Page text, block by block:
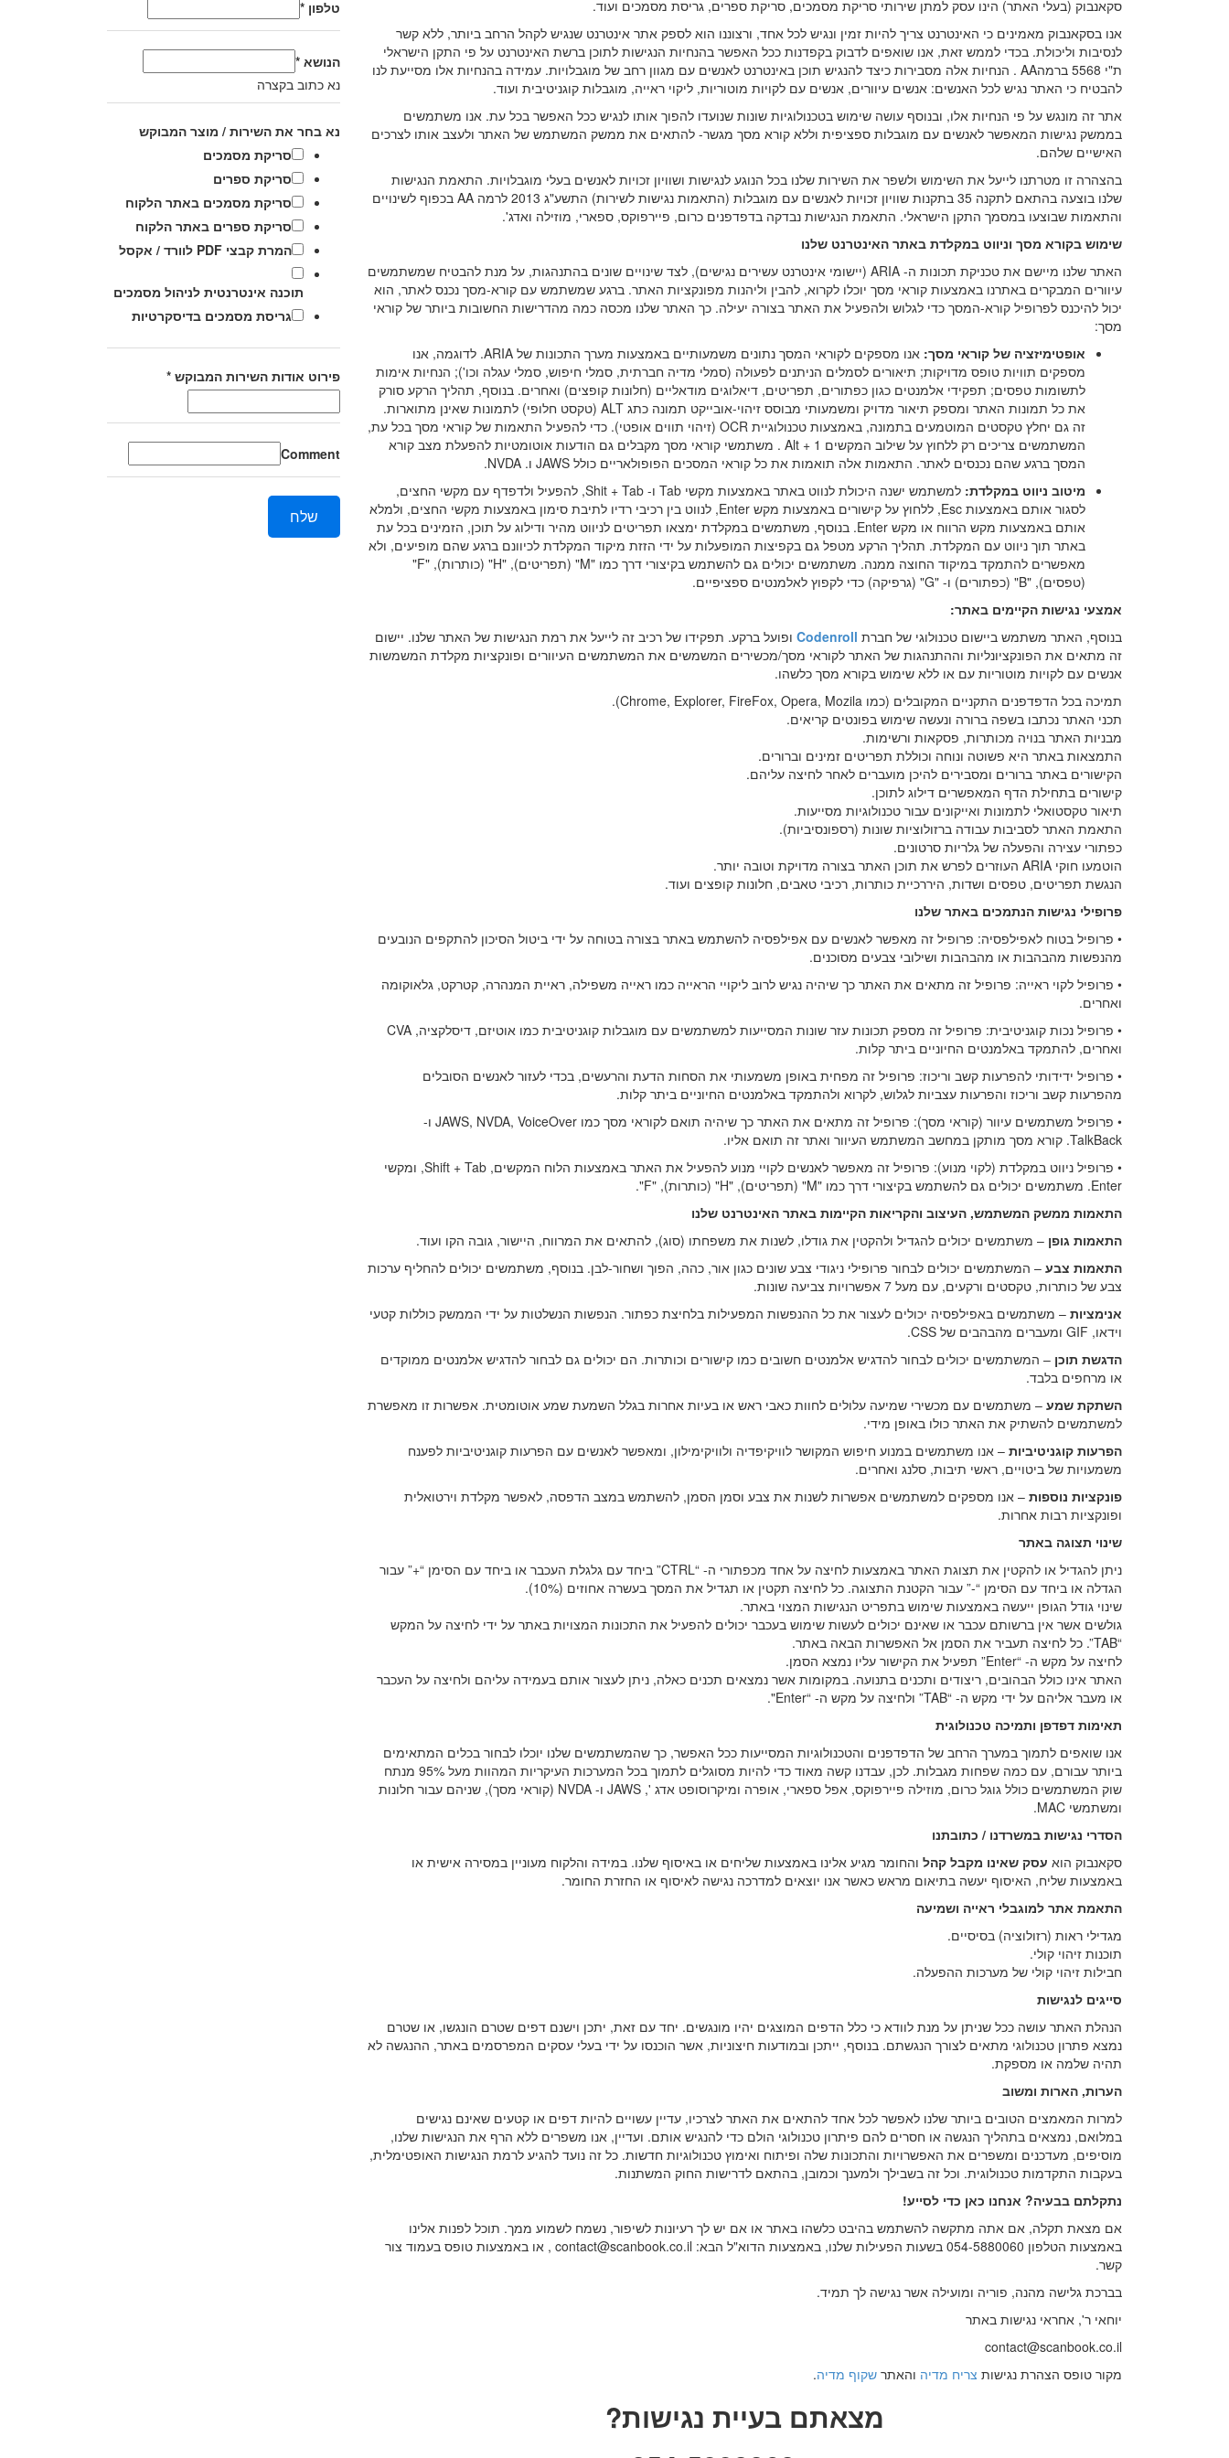
סקאנבוק (בעלי האתר) הינו עסק למתן שירותי סריקת מסמכים, סריקת ספרים, גריסת מסמכים ועוד.
אנו בסקאנבוק מאמינים כי האינטרנט צריך להיות זמין ונגיש לכל אחד, ורצוננו הוא לספק אתר אינטרנט שנגיש לקהל הרחב ביותר, ללא קשר
לנסיבות וליכולת. בכדי לממש זאת, אנו שואפים לדבוק בקפדנות ככל האפשר בהנחיות הנגישות לתוכן ברשת האינטרנט על פי התקן הישראלי
ת"י 5568 ברמהAA . הנחיות אלה מסבירות כיצד להנגיש תוכן באינטרנט לאנשים עם מגוון רחב של מוגבלויות. עמידה בהנחיות אלו מסייעת לנו
להבטיח כי האתר נגיש לכל האנשים: אנשים עיוורים, אנשים עם לקויות מוטוריות, ליקוי ראייה, מוגבלות קוגניטיבית ועוד.
אתר זה מונגש על פי הנחיות אלו, ובנוסף עושה שימוש בטכנולוגיות שונות שנועדו להפוך אותו לנגיש ככל האפשר בכל עת. אנו משתמשים
בממשק נגישות המאפשר לאנשים עם מוגבלות ספציפית וללא קורא מסך מגשר- להתאים את ממשק המשתמש של האתר ולעצב אותו לצרכים
האישיים שלהם.
בהצהרה זו מטרתנו לייעל את השימוש ולשפר את השירות שלנו בכל הנוגע לנגישות ושוויון זכויות לאנשים בעלי מוגבלויות. התאמת הנגישות
שלנו בוצעה בהתאם לתקנה 35 בתקנות שוויון זכויות לאנשים עם מוגבלות (התאמות נגישות לשירות) התשע"ג 2013 לרמה AA בכפוף לשינויים
והתאמות שבוצעו במסמך התקן הישראלי. התאמת הנגישות נבדקה בדפדפנים כרום, פיירפוקס, ספארי, מוזילה ואדג'.
שימוש בקורא מסך וניווט במקלדת באתר האינטרנט שלנו
האתר שלנו מיישם את טכניקת תכונות ה- ARIA (יישומי אינטרנט עשירים נגישים), לצד שינויים שונים בהתנהגות, על מנת להבטיח שמשתמשים
עיוורים המבקרים באתרנו באמצעות קוראי מסך יוכלו לקרוא, להבין וליהנות מפונקציות האתר. ברגע שמשתמש עם קורא-מסך נכנס לאתר, הוא
יכול להיכנס לפרופיל קורא-המסך כדי לגלוש ולהפעיל את האתר בצורה יעילה. כך האתר שלנו מכסה כמה מהדרישות החשובות ביותר של קוראי
מסך:
אופטימיזציה של קוראי מסך:
אנו מספקים לקוראי המסך נתונים משמעותיים באמצעות מערך התכונות של ARIA. לדוגמה, אנו
מספקים תוויות טופס מדויקות; תיאורים לסמלים הניתנים לפעולה (סמלי מדיה חברתית, סמלי חיפוש, סמלי עגלה וכו'); הנחיות אימות
לתשומות טפסים; תפקידי אלמנטים כגון כפתורים, תפריטים, דיאלוגים מודאליים (חלונות קופצים) ואחרים. בנוסף, תהליך הרקע סורק
את כל תמונות האתר ומספק תיאור מדויק ומשמעותי מבוסס זיהוי-אובייקט תמונה כתג ALT (טקסט חלופי) לתמונות שאינן מתוארות.
זה גם יחלץ טקסטים המוטמעים בתמונה, באמצעות טכנולוגיית OCR (זיהוי תווים אופטי). כדי להפעיל התאמות של קוראי מסך בכל עת,
המשתמשים צריכים רק ללחוץ על שילוב המקשים Alt + 1 . משתמשי קוראי מסך מקבלים גם הודעות אוטומטיות להפעלת מצב קורא
המסך ברגע שהם נכנסים לאתר. התאמות אלה תואמות את כל קוראי המסכים הפופולאריים כולל JAWS ו. NVDA.
מיטוב ניווט במקלדת:
למשתמש ישנה היכולת לנווט באתר באמצעות מקשי Tab ו- Shit + Tab, להפעיל ולדפדף עם מקשי החצים,
לסגור אותם באמצעות Esc, ללחוץ על קישורים באמצעות מקש Enter, לנווט בין רכיבי רדיו לתיבת סימון באמצעות מקשי החצים, ולמלא
אותם באמצעות מקש הרווח או מקש Enter. בנוסף, משתמשים במקלדת ימצאו תפריטים לניווט מהיר ודילוג על תוכן, הזמינים בכל עת
באתר תוך ניווט עם המקלדת. תהליך הרקע מטפל גם בקפיצות המופעלות על ידי הזזת מיקוד המקלדת לכיוונם ברגע שהם מופיעים, ולא
מאפשרים להתמקד במיקוד החוצה ממנה. משתמשים יכולים גם להשתמש בקיצורי דרך כמו "M" (תפריטים), "H" (כותרות), "F"
(טפסים), "B" (כפתורים) ו- "G" (גרפיקה) כדי לקפוץ לאלמנטים ספציפיים.
אמצעי נגישות הקיימים באתר:
בנוסף, האתר משתמש ביישום טכנולוגי של חברת Codenroll ופועל ברקע. תפקידו של רכיב זה לייעל את רמת הנגישות של האתר שלנו. יישום
זה מתאים את הפונקציונליות וההתנהגות של האתר לקוראי מסך/מכשירים המשמשים את המשתמשים העיוורים ופונקציות מקלדת המשמשות
אנשים עם לקויות מוטוריות עם או ללא שימוש בקורא מסך כלשהו.
תמיכה בכל הדפדפנים התקניים המקובלים (כמו Chrome, Explorer, FireFox, Opera, Mozila).
תכני האתר נכתבו בשפה ברורה ונעשה שימוש בפונטים קריאים.
מבניות האתר בנויה מכותרות, פסקאות ורשימות.
התמצאות באתר היא פשוטה ונוחה וכוללת תפריטים זמינים וברורים.
הקישורים באתר ברורים ומסבירים להיכן מועברים לאחר לחיצה עליהם.
קישורים בתחילת הדף המאפשרים דילוג לתוכן.
תיאור טקסטואלי לתמונות ואייקונים עבור טכנולוגיות מסייעות.
התאמת האתר לסביבות עבודה ברזולוציות שונות (רספונסיביות).
כפתורי עצירה והפעלה של גלריות סרטונים.
הוטמעו חוקי ARIA העוזרים לפרש את תוכן האתר בצורה מדויקת וטובה יותר.
הנגשת תפריטים, טפסים ושדות, היררכיית כותרות, רכיבי טאבים, חלונות קופצים ועוד.
פרופילי נגישות הנתמכים באתר שלנו
• פרופיל בטוח לאפילפסיה: פרופיל זה מאפשר לאנשים עם אפילפסיה להשתמש באתר בצורה בטוחה על ידי ביטול הסיכון להתקפים הנובעים
מהנפשות מהבהבות או מהבהבות ושילובי צבעים מסוכנים.
• פרופיל לקוי ראייה: פרופיל זה מתאים את האתר כך שיהיה נגיש לרוב ליקויי הראייה כמו ראייה משפילה, ראיית המנהרה, קטרקט, גלאוקומה
ואחרים.
• פרופיל נכות קוגניטיבית: פרופיל זה מספק תכונות עזר שונות המסייעות למשתמשים עם מוגבלות קוגניטיבית כמו אוטיזם, דיסלקציה, CVA
ואחרים, להתמקד באלמנטים החיוניים ביתר קלות.
• פרופיל ידידותי להפרעות קשב וריכוז: פרופיל זה מפחית באופן משמעותי את הסחות הדעת והרעשים, בכדי לעזור לאנשים הסובלים
מהפרעות קשב וריכוז והפרעות עצביות לגלוש, לקרוא ולהתמקד באלמנטים החיוניים ביתר קלות.
• פרופיל משתמשים עיוור (קוראי מסך): פרופיל זה מתאים את האתר כך שיהיה תואם לקוראי מסך כמו JAWS, NVDA, VoiceOver ו-
TalkBack. קורא מסך מותקן במחשב המשתמש העיוור ואתר זה תואם אליו.
• פרופיל ניווט במקלדת (לקוי מנוע): פרופיל זה מאפשר לאנשים לקויי מנוע להפעיל את האתר באמצעות הלוח המקשים, Shift + Tab, ומקשי
Enter. משתמשים יכולים גם להשתמש בקיצורי דרך כמו "M" (תפריטים), "H" (כותרות), "F".
התאמות ממשק המשתמש, העיצוב והקריאות הקיימות באתר האינטרנט שלנו
התאמות גופן – משתמשים יכולים להגדיל ולהקטין את גודלו, לשנות את משפחתו (סוג), להתאים את המרווח, היישור, גובה הקו ועוד.
התאמות צבע – המשתמשים יכולים לבחור פרופילי ניגודי צבע שונים כגון אור, כהה, הפוך ושחור-לבן. בנוסף, משתמשים יכולים להחליף ערכות
צבע של כותרות, טקסטים ורקעים, עם מעל 7 אפשרויות צביעה שונות.
אנימציות – משתמשים באפילפסיה יכולים לעצור את כל ההנפשות המפעילות בלחיצת כפתור. הנפשות הנשלטות על ידי הממשק כוללות קטעי
וידאו, GIF ומעברים מהבהבים של CSS.
הדגשת תוכן – המשתמשים יכולים לבחור להדגיש אלמנטים חשובים כמו קישורים וכותרות. הם יכולים גם לבחור להדגיש אלמנטים ממוקדים
או מרחפים בלבד.
השתקת שמע – משתמשים עם מכשירי שמיעה עלולים לחוות כאבי ראש או בעיות אחרות בגלל השמעת שמע אוטומטית. אפשרות זו מאפשרת
למשתמשים להשתיק את האתר כולו באופן מידי.
הפרעות קוגניטיביות – אנו משתמשים במנוע חיפוש המקושר לוויקיפדיה ולוויקימילון, ומאפשר לאנשים עם הפרעות קוגניטיביות לפענח
משמעויות של ביטויים, ראשי תיבות, סלנג ואחרים.
פונקציות נוספות – אנו מספקים למשתמשים אפשרות לשנות את צבע וסמן הסמן, להשתמש במצב הדפסה, לאפשר מקלדת וירטואלית
ופונקציות רבות אחרות.
שינוי תצוגה באתר
ניתן להגדיל או להקטין את תצוגת האתר באמצעות לחיצה על אחד מכפתורי ה- “CTRL” ביחד עם גלגלת העכבר או ביחד עם הסימן “+” עבור
הגדלה או ביחד עם הסימן “-” עבור הקטנת התצוגה. כל לחיצה תקטין או תגדיל את המסך בעשרה אחוזים (10%).
שינוי גודל הגופן ייעשה באמצעות שימוש בתפריט הנגישות המצוי באתר.
גולשים אשר אין ברשותם עכבר או שאינם יכולים לעשות שימוש בעכבר יכולים להפעיל את התכונות המצויות באתר על ידי לחיצה על המקש
“TAB”. כל לחיצה תעביר את הסמן אל האפשרות הבאה באתר.
לחיצה על מקש ה- “Enter” תפעיל את הקישור עליו נמצא הסמן.
האתר אינו כולל הבהובים, ריצודים ותכנים בתנועה. במקומות אשר נמצאים תכנים כאלה, ניתן לעצור אותם בעמידה עליהם ולחיצה על העכבר
או מעבר אליהם על ידי מקש ה- “TAB” ולחיצה על מקש ה- “Enter".
תאימות דפדפן ותמיכה טכנולוגית
אנו שואפים לתמוך במערך הרחב של הדפדפנים והטכנולוגיות המסייעות ככל האפשר, כך שהמשתמשים שלנו יוכלו לבחור בכלים המתאימים
ביותר עבורם, עם כמה שפחות מגבלות. לכן, עבדנו קשה מאוד כדי להיות מסוגלים לתמוך בכל המערכות העיקריות המהוות מעל 95% מנתח
שוק המשתמשים כולל גוגל כרום, מוזילה פיירפוקס, אפל ספארי, אופרה ומיקרוסופט אדג ', JAWS ו- NVDA (קוראי מסך), שניהם עבור חלונות
ומשתמשי MAC.
הסדרי נגישות במשרדנו / כתובתנו
סקאנבוק הוא עסק שאינו מקבל קהל והחומר מגיע אלינו באמצעות שליחים או באיסוף שלנו. במידה והלקוח מעוניין במסירה אישית או
באמצעות שליח, האיסוף יעשה בתיאום מראש כאשר אנו יוצאים למדרכה נגישה לאיסוף או החזרת החומר.
התאמת אתר למוגבלי ראייה ושמיעה
מגדילי ראות (רזולוציה) בסיסיים.
תוכנות זיהוי קולי.
חבילות זיהוי קולי של מערכות ההפעלה.
סייגים לנגישות
הנהלת האתר עושה ככל שניתן על מנת לוודא כי כלל הדפים המוצגים יהיו מונגשים. יחד עם זאת, יתכן וישנם דפים שטרם הונגשו, או שטרם
נמצא פתרון טכנולוגי מתאים לצורך הנגשתם. בנוסף, ייתכן ובמודעות חיצוניות, אשר הוכנסו על ידי בעלי עסקים המפרסמים באתר, ההנגשה לא
תהיה שלמה או מספקת.
הערות, הארות ומשוב
למרות המאמצים הטובים ביותר שלנו לאפשר לכל אחד להתאים את האתר לצרכיו, עדיין עשויים להיות דפים או קטעים שאינם נגישים
במלואם, נמצאים בתהליך הנגשה או חסרים להם פיתרון טכנולוגי הולם כדי להנגיש אותם. ועדיין, אנו משפרים ללא הרף את הנגישות שלנו,
מוסיפים, מעדכנים ומשפרים את האפשרויות והתכונות שלה ופיתוח ואימוץ טכנולוגיות חדשות. כל זה נועד להגיע לרמת הנגישות האופטימלית,
בעקבות התקדמות טכנולוגית. וכל זה בשבילך ולמענך וכמובן, בהתאם לדרישות החוק המשתנות.
נתקלתם בבעיה? אנחנו כאן כדי לסייע!
אם מצאת תקלה, אם אתה מתקשה להשתמש בהיבט כלשהו באתר או אם יש לך רעיונות לשיפור, נשמח לשמוע ממך. תוכל לפנות אלינו
באמצעות הטלפון 054-5880060 בשעות הפעילות שלנו, באמצעות הדוא"ל הבא: contact@scanbook.co.il , או באמצעות טופס בעמוד צור
קשר.
בברכת גלישה מהנה, פוריה ומועילה אשר נגישה לך תמיד.
יוחאי ר', אחראי נגישות באתר
contact@scanbook.co.il
מקור טופס הצהרת נגישות צריח מדיה והאתר שקוף מדיה.
מצאתם בעיית נגישות?
טלפון *
הנושא *
נא כתוב בקצרה
נא בחר את השירות / מוצר המבוקש
סריקת מסמכים
סריקת ספרים
סריקת מסמכים באתר הלקוח
סריקת ספרים באתר הלקוח
המרת קבצי PDF לוורד / אקסל
תוכנה אינטרנטית לניהול מסמכים
גריסת מסמכים בדיסקרטיות
פירוט אודות השירות המבוקש *
Comment
שלח